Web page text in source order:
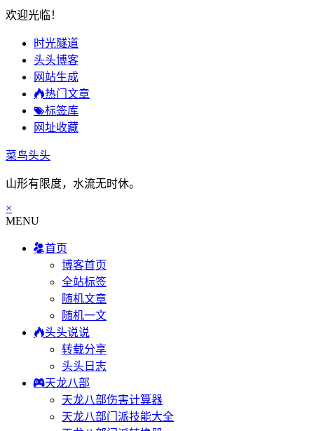
欢迎光临！
时光隧道
头头博客
网站生成
热门文章
标签库
网址收藏
菜鸟头头
山形有限度，水流无时休。
×
MENU
首页
博客首页
全站标签
随机文章
随机一文
头头说说
转载分享
头头日志
天龙八部
天龙八部伤害计算器
天龙八部门派技能大全